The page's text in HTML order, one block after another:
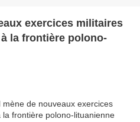
exercices militaires
la frontière polono-